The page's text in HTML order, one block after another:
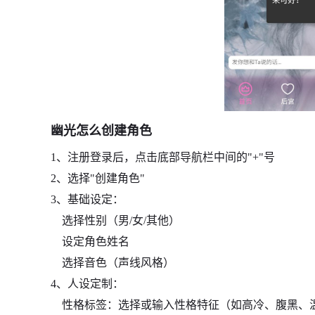
幽光怎么创建角色
1、注册登录后，点击底部导航栏中间的"+"号
2、选择"创建角色"
3、基础设定：
选择性别（男/女/其他）
设定角色姓名
选择音色（声线风格）
4、人设定制：
性格标签：选择或输入性格特征（如高冷、腹黑、